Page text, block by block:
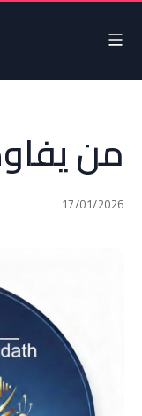
من
17/01/2026